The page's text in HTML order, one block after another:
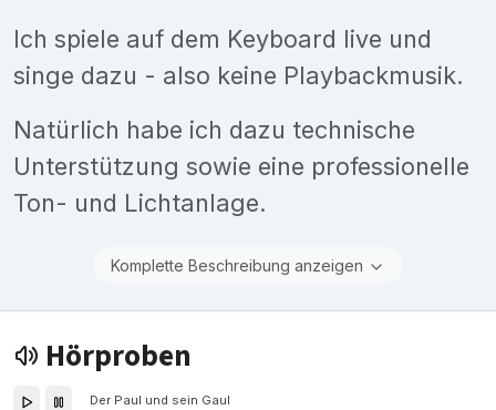
Ich spiele auf dem Keyboard live und
singe dazu - also keine Playbackmusik.
Natürlich habe ich dazu technische
Unterstützung sowie eine professionelle
Ton- und Lichtanlage.
Komplette Beschreibung anzeigen
Hörproben
Der Paul und sein Gaul